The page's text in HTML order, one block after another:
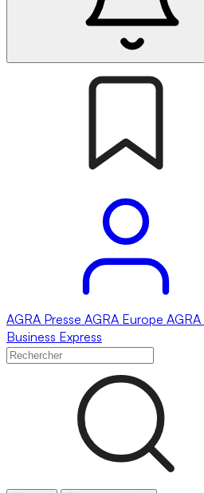
AGRA Presse AGRA Europe AGRA
Business Express